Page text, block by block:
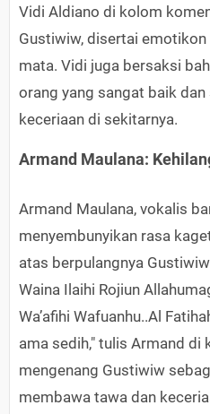
Vidi Aldiano di kolom
Gustiwiw, disertai
mata. Vidi juga bersaksi
orang yang sangat baik
keceriaan di sekitarnya.
Armand Maulana:
Armand Maulana, vokalis
menyembunyikan rasa
atas berpulangnya
Waina Ilaihi Rojiun
Wa’afihi Wafuanhu..Al
ama sedih," tulis Armand di
mengenang Gustiwiw
membawa tawa dan